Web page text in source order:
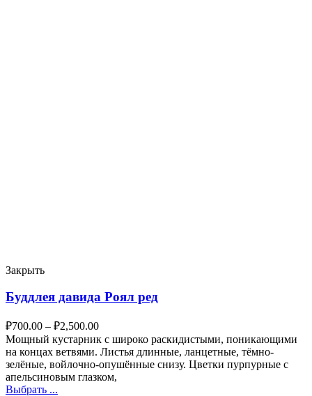
Закрыть
Буддлея давида Роял ред
₽700.00 – ₽2,500.00
Мощный кустарник с широко раскидистыми, поникающими
на концах ветвями. Листья длинные, ланцетные, тёмно-
зелёные, войлочно-опушённые снизу. Цветки пурпурные с
апельсиновым глазком,
Выбрать ...